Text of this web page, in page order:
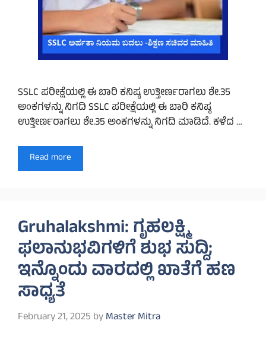
SSLC ಪರೀಕ್ಷೆಯಲ್ಲಿ ಈ ಬಾರಿ ಕನಿಷ್ಠ ಉತ್ತೀರ್ಣರಾಗಲು ಶೇ.35
ಅಂಕಗಳನ್ನು ನಿಗದಿ SSLC ಪರೀಕ್ಷೆಯಲ್ಲಿ ಈ ಬಾರಿ ಕನಿಷ್ಠ
ಉತ್ತೀರ್ಣರಾಗಲು ಶೇ.35 ಅಂಕಗಳನ್ನು ನಿಗದಿ ಮಾಡಿದೆ. ಕಳೆದ …
Read more
Gruhalakshmi: ಗೃಹಲಕ್ಷ್ಮಿ
ಫಲಾನುಭವಿಗಳಿಗೆ ಶುಭ ಸುದ್ದಿ;
ಇನ್ನೊಂದು ವಾರದಲ್ಲಿ ಖಾತೆಗೆ ಹಣ
ಸಾಧ್ಯತೆ
February 21, 2025 byMaster Mitra